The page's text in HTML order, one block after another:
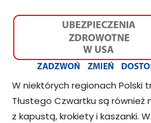
W niektórych regionach Polski
Tłustego Czwartku są również
z kapustą, krokiety i kaszanki.